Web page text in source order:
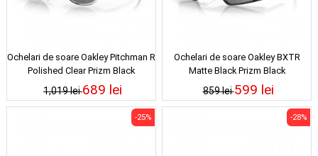
Ochelari de soare Oakley Pitchman R
Polished Clear Prizm Black
1,019 lei689 lei
Ochelari de soare Oakley BXTR
Matte Black Prizm Black
859 lei599 lei
-25% -28%